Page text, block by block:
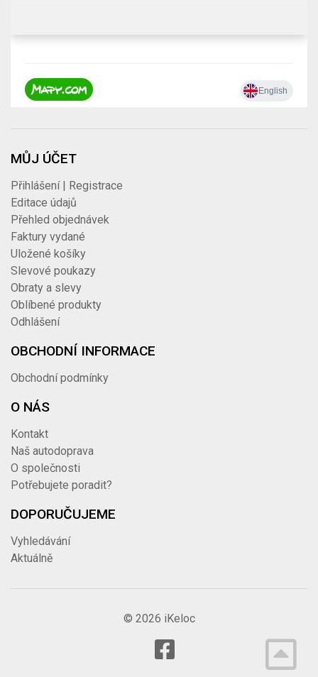
MŮJ ÚČET
Přihlášení | Registrace
Editace údajů
Přehled objednávek
Faktury vydané
Uložené košíky
Slevové poukazy
Obraty a slevy
Oblíbené produkty
Odhlášení
OBCHODNÍ INFORMACE
Obchodní podmínky
O NÁS
Kontakt
Naš autodoprava
O společnosti
Potřebujete poradit?
DOPORUČUJEME
Vyhledávání
Aktuálně
© 2026 iKeloc